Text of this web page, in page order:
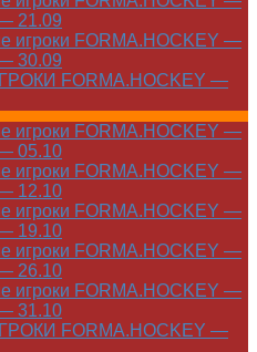
21.09
игроки FORMA.HOCKEY —
30.09
FORMA.HOCKEY —
игроки FORMA.HOCKEY —
05.10
игроки FORMA.HOCKEY —
12.10
игроки FORMA.HOCKEY —
19.10
игроки FORMA.HOCKEY —
26.10
игроки FORMA.HOCKEY —
31.10
FORMA.HOCKEY —